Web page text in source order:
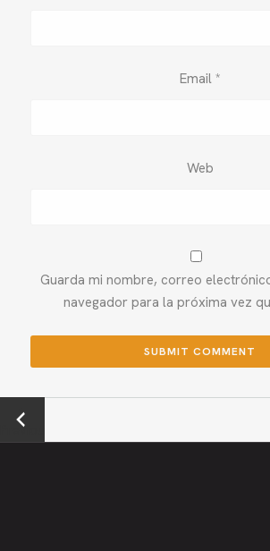
Email *
Web
Guarda mi nombre, correo
navegador para la próxima vez
←
Previou